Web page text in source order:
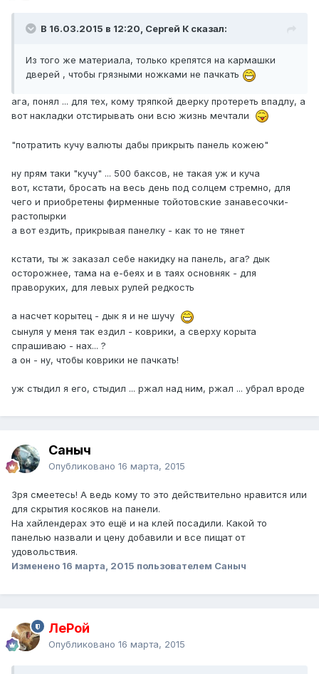
В 16.03.2015 в 12:20, Сергей К сказал:
Из того же материала, только крепятся на кармашки
дверей , чтобы грязными ножками не пачкать
ага, понял ... для тех, кому тряпкой дверку протереть впадлу, а
вот накладки отстирывать они всю жизнь мечтали
"потратить кучу валюты дабы прикрыть панель кожею"
ну прям таки "кучу" ... 500 баксов, не такая уж и куча
вот, кстати, бросать на весь день под солцем стремно, для
чего и приобретены фирменные тойотовские занавесочки-
растопырки
а вот ездить, прикрывая панелку - как то не тянет
кстати, ты ж заказал себе накидку на панель, ага? дык
осторожнее, тама на е-беях и в таях основняк - для
праворуких, для левых рулей редкость
а насчет корытец - дык я и не шучу
сынуля у меня так ездил - коврики, а сверху корыта
спрашиваю - нах... ?
а он - ну, чтобы коврики не пачкать!
уж стыдил я его, стыдил ... ржал над ним, ржал ... убрал вроде
Саныч
Опубликовано 16 марта, 2015
Зря смеетесь! А ведь кому то это действительно нравится или
для скрытия косяков на панели.
На хайлендерах это ещё и на клей посадили. Какой то
панелью назвали и цену добавили и все пищат от
удовольствия.
Изменено 16 марта, 2015 пользователем Саныч
ЛеРой
Опубликовано 16 марта, 2015